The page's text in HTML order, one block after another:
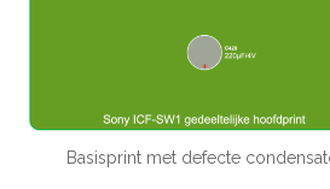
Basisprint met defecte